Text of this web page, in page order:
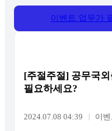
이벤트 업무가
[주절주절] 공무국
필요하세요?
2024.07.08 04:39 이